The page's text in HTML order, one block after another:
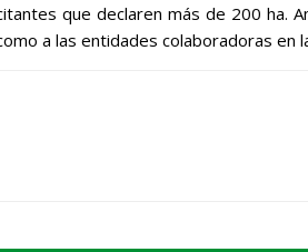
que declaren más de 200
a las entidades colaboradoras en